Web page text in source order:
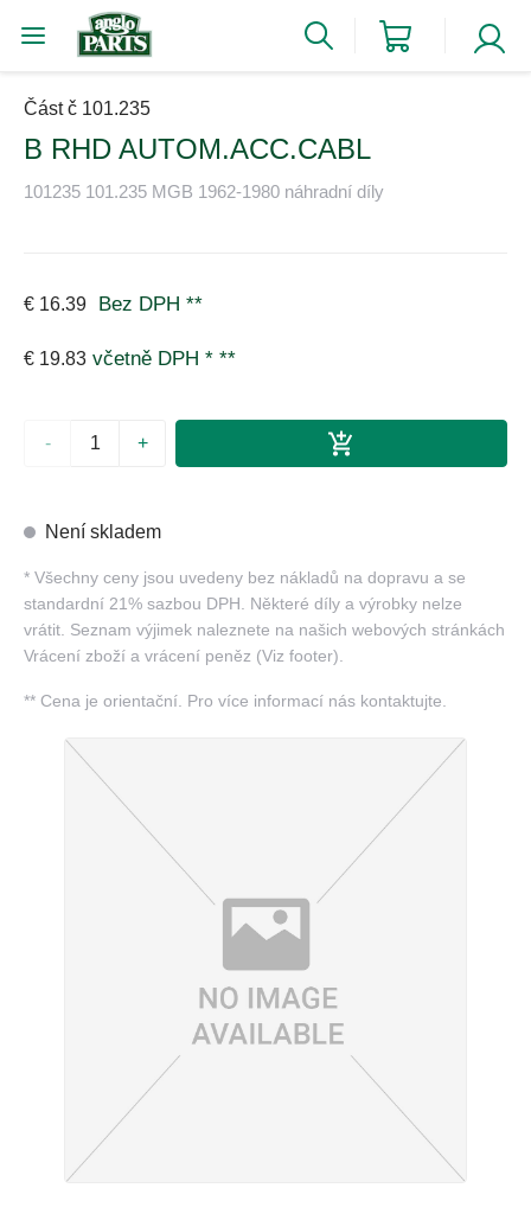
Část č 101.235
B RHD AUTOM.ACC.CABL
101235 101.235 MGB 1962-1980 náhradní díly
€ 16.39 Bez DPH **
€ 19.83 včetně DPH * **
- +
Není skladem
* Všechny ceny jsou uvedeny bez nákladů na dopravu a se
standardní 21% sazbou DPH. Některé díly a výrobky nelze
vrátit. Seznam výjimek naleznete na našich webových stránkách
Vrácení zboží a vrácení peněz (Viz footer).
** Cena je orientační. Pro více informací nás kontaktujte.